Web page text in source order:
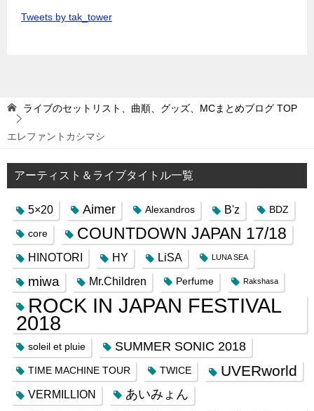
Tweets by tak_tower
ライブのセットリスト、曲順、グッズ、MCまとめブログ TOP
エレファントカシマシ
アーティスト＆ライブタイトル一覧
5×20 Aimer Alexandros B'z BDZ
core COUNTDOWN JAPAN 17/18
HINOTORI HY LiSA LUNA SEA
miwa Mr.Children Perfume Rakshasa
ROCK IN JAPAN FESTIVAL
2018
soleil et pluie SUMMER SONIC 2018
TIME MACHINE TOUR TWICE UVERworld
VERMILLION あいみょん